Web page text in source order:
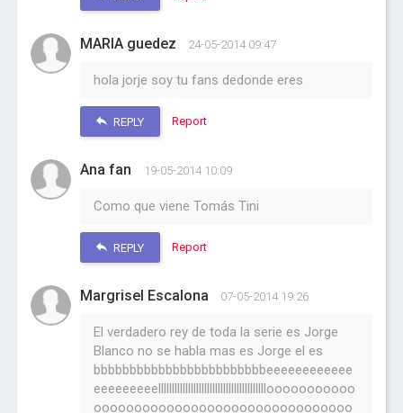
MARIA guedez 24-05-2014 09:47
hola jorje soy tu fans dedonde eres
REPLY Report
Ana fan 19-05-2014 10:09
Como que viene Tomás Tini
REPLY Report
Margrisel Escalona 07-05-2014 19:26
El verdadero rey de toda la serie es Jorge
Blanco no se habla mas es Jorge el es
bbbbbbbbbbbbbbbbbbbbbbbbeeeeeeeeeeee
eeeeeeeeellllllllllllllllllllllllllllllllllllllllooooooooooo
oooooooooooooooooooooooooooooooo